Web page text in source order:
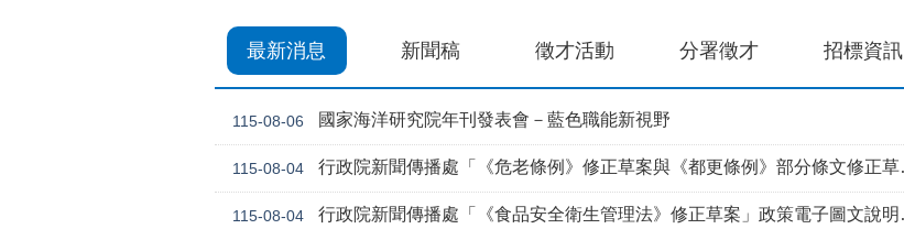
最新消息 新聞稿 徵才活動 分署徵才 招標資訊
115-08-06 國家海洋研究院年刊發表會－藍色職能新視野
115-08-04 行政院新聞傳播處「《危老條例》修正草案與《都更條例》部分條文修正草案」政策電子圖文說明資料
115-08-04 行政院新聞傳播處「《食品安全衛生管理法》修正草案」政策電子圖文說明資料